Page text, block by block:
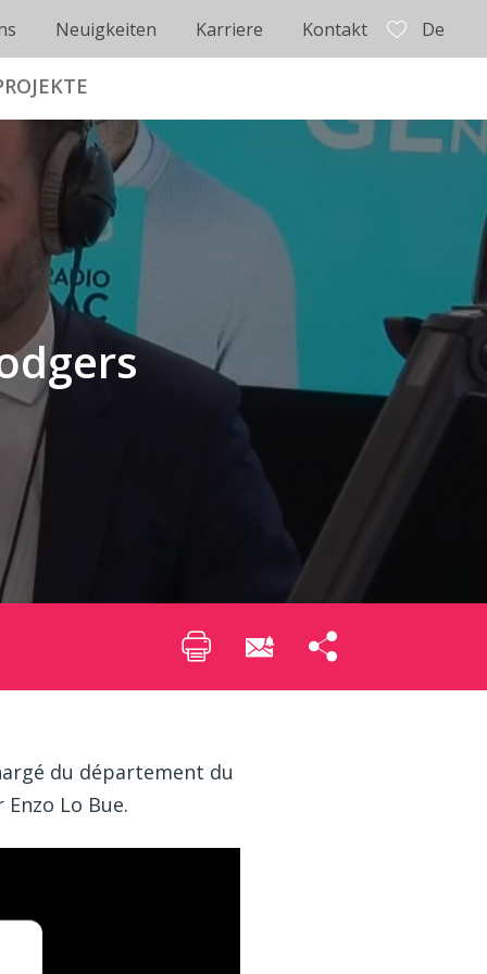
Neuigkeiten Karriere Kontakt De
du département du
Lo Bue.